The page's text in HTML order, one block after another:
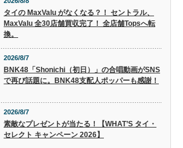
タイの MaxValu がなくなる？！ セントラル、
MaxValu 全30店舗買収完了！ 全店舗Topsへ転
換。
2026/8/7
BNK48「Shonichi（初日）」の合唱動画がSNS
で再び話題に。BNK48支配人ポッパーも感謝！
2026/8/7
素敵なプレゼントが当たる！【WHAT’S タイ・
セレクト キャンペーン 2026】